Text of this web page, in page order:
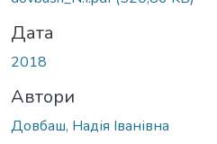
Дата
2018
Автори
Довбаш, Надія Іванівна